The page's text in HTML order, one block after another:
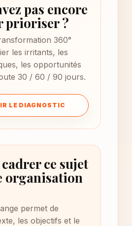
pas encore
prioriser ?
360°
les irritants, les
les opportunités
30 / 60 / 90 jours.
LE DIAGNOSTIC
ce sujet
organisation
permet de
les objectifs et le